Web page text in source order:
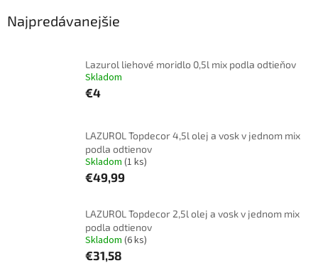
Najpredávanejšie
Lazurol liehové moridlo 0,5l mix podla odtieňov
Skladom
€4
LAZUROL Topdecor 4,5l olej a vosk v jednom mix
podla odtienov
Skladom (1 ks)
€49,99
LAZUROL Topdecor 2,5l olej a vosk v jednom mix
podla odtienov
Skladom (6 ks)
€31,58